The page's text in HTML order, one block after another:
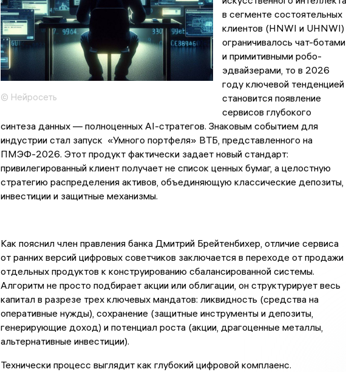
© Нейросеть
в сегменте состоятельных
клиентов (HNWI и UHNWI)
ограничивалось чат-ботами
и примитивными робо-
эдвайзерами, то в 2026
году ключевой тенденцией
становится появление
сервисов глубокого
синтеза данных — полноценных AI-стратегов. Знаковым событием для
индустрии стал запуск «Умного портфеля» ВТБ, представленного на
ПМЭФ-2026. Этот продукт фактически задает новый стандарт:
привилегированный клиент получает не список ценных бумаг, а целостную
стратегию распределения активов, объединяющую классические депозиты,
инвестиции и защитные механизмы.
Как пояснил член правления банка Дмитрий Брейтенбихер, отличие сервиса
от ранних версий цифровых советчиков заключается в переходе от продажи
отдельных продуктов к конструированию сбалансированной системы.
Алгоритм не просто подбирает акции или облигации, он структурирует весь
капитал в разрезе трех ключевых мандатов: ликвидность (средства на
оперативные нужды), сохранение (защитные инструменты и депозиты,
генерирующие доход) и потенциал роста (акции, драгоценные металлы,
альтернативные инвестиции).
Технически процесс выглядит как глубокий цифровой комплаенс.